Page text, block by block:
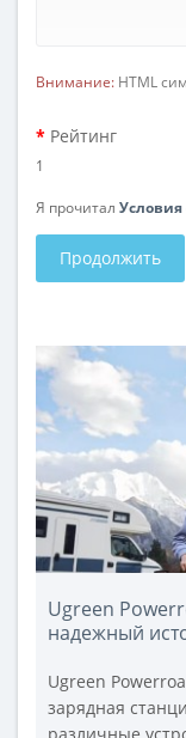
Внимание: HTML
Рейтинг
1
Я прочитал
Продолжить
Ugreen
надежный
Ugreen
зарядная
различные